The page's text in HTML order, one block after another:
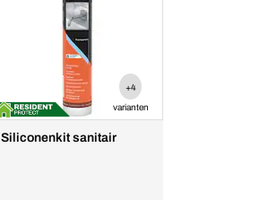
+4
varianten
Siliconenkit sanitair